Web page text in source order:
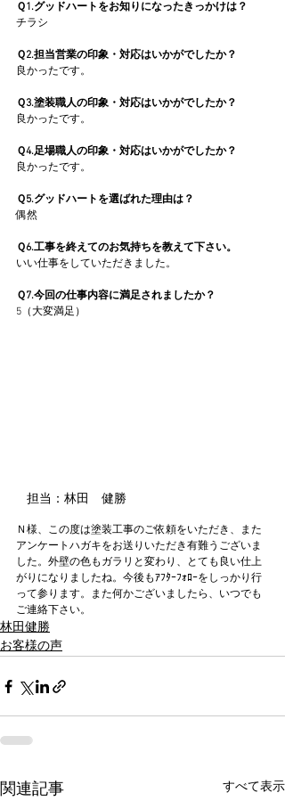
Ｑ1.グッドハートをお知りになったきっかけは？
チラシ
Ｑ2.担当営業の印象・対応はいかがでしたか？
良かったです。
Ｑ3.塗装職人の印象・対応はいかがでしたか？
良かったです。
Ｑ4.足場職人の印象・対応はいかがでしたか？
良かったです。
Ｑ5.グッドハートを選ばれた理由は？
偶然
Ｑ6.工事を終えてのお気持ちを教えて下さい。
いい仕事をしていただきました。
Ｑ7.今回の仕事内容に満足されましたか？
5（大変満足）
担当：林田　健勝
Ｎ様、この度は塗装工事のご依頼をいただき、また
アンケートハガキをお送りいただき有難うございま
した。外壁の色もガラリと変わり、とても良い仕上
がりになりましたね。今後もｱﾌﾀｰﾌｫﾛｰをしっかり行
って参ります。また何かございましたら、いつでも
ご連絡下さい。
林田健勝
お客様の声
関連記事 すべて表示